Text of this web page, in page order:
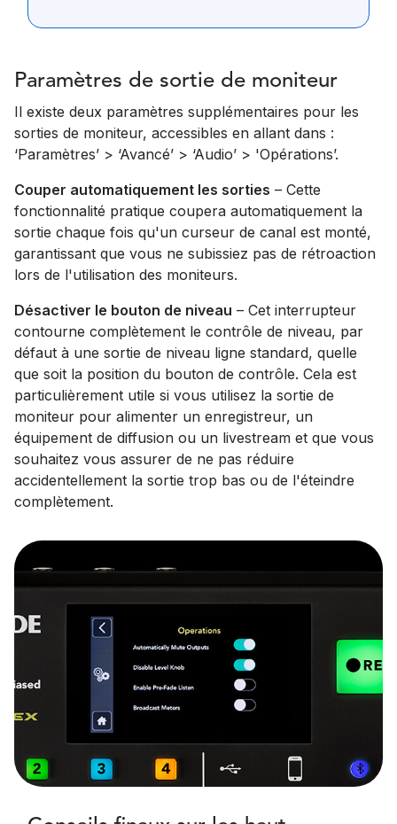
Paramètres de sortie de moniteur
Il existe deux paramètres supplémentaires pour les
sorties de moniteur, accessibles en allant dans :
‘Paramètres’ > ‘Avancé’ > ‘Audio’ > 'Opérations’.
Couper automatiquement les sorties – Cette
fonctionnalité pratique coupera automatiquement la
sortie chaque fois qu'un curseur de canal est monté,
garantissant que vous ne subissiez pas de rétroaction
lors de l'utilisation des moniteurs.
Désactiver le bouton de niveau – Cet interrupteur
contourne complètement le contrôle de niveau, par
défaut à une sortie de niveau ligne standard, quelle
que soit la position du bouton de contrôle. Cela est
particulièrement utile si vous utilisez la sortie de
moniteur pour alimenter un enregistreur, un
équipement de diffusion ou un livestream et que vous
souhaitez vous assurer de ne pas réduire
accidentellement la sortie trop bas ou de l'éteindre
complètement.